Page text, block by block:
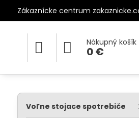
Zákaznícke centrum
Nákupný košík
0 €
Voľne stojace spotrebiče